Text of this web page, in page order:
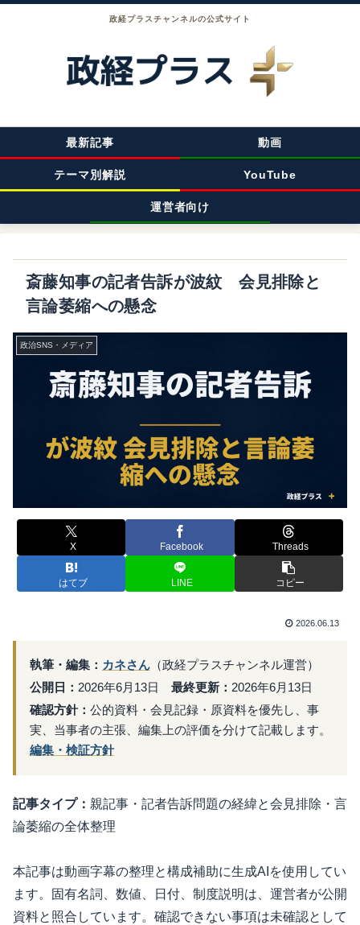
政経プラスチャンネルの公式サイト
最新記事 動画
テーマ別解説 YouTube
運営者向け
斎藤知事の記者告訴が波紋 会見排除と
言論萎縮への懸念
政治SNS・メディア
X Facebook Threads
はてブ LINE コピー
2026.06.13
執筆・編集： カネさん（政経プラスチャンネル運営）
公開日： 2026年6月13日 最終更新： 2026年6月13日
確認方針： 公的資料・会見記録・原資料を優先し、事
実、当事者の主張、編集上の評価を分けて記載します。
編集・検証方針
記事タイプ： 親記事・記者告訴問題の経緯と会見排除・言
論萎縮の全体整理
本記事は動画字幕の整理と構成補助に生成AIを使用してい
ます。固有名詞、数値、日付、制度説明は、運営者が公開
資料と照合しています。確認できない事項は未確認として